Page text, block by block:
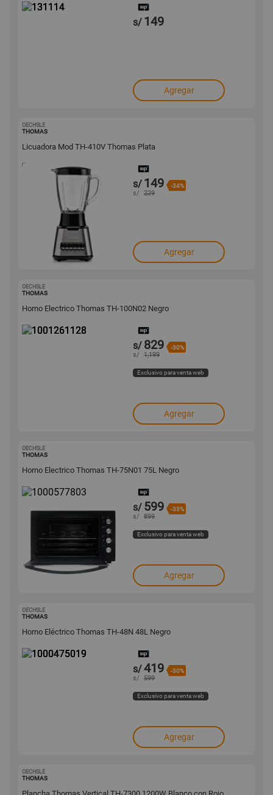
s/ 149
Agregar
OECHSLE
THOMAS
Licuadora Mod TH-410V Thomas Plata
s/ 149 -34%
s/ 229
Agregar
OECHSLE
THOMAS
Horno Electrico Thomas TH-100N02 Negro
s/ 829 -30%
s/ 1,199
Exclusivo para venta web
Agregar
OECHSLE
THOMAS
Horno Electrico Thomas TH-75N01 75L Negro
s/ 599 -33%
s/ 899
Exclusivo para venta web
Agregar
OECHSLE
THOMAS
Horno Eléctrico Thomas TH-48N 48L Negro
s/419 -30%
s/ 599
Exclusivo para venta web
Agregar
OECHSLE
THOMAS